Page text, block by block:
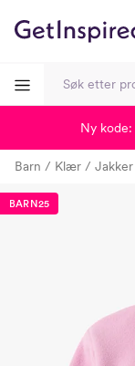
Barn Klær Jakker
BARN25
Ny kode: